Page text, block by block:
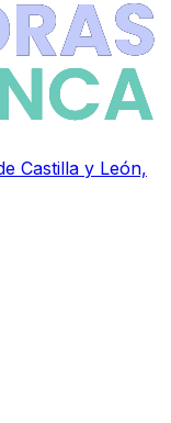
Castilla y León,